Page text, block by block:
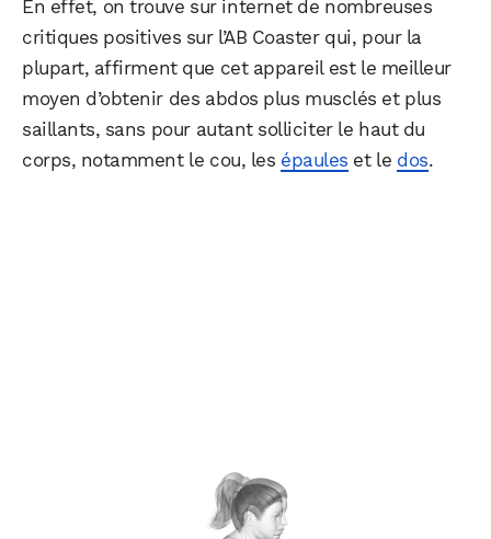
En effet, on trouve sur internet de nombreuses
critiques positives sur l’AB Coaster qui, pour la
plupart, affirment que cet appareil est le meilleur
moyen d’obtenir des abdos plus musclés et plus
saillants, sans pour autant solliciter le haut du
corps, notamment le cou, les épaules et le dos.